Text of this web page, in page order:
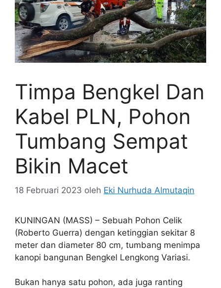
Timpa Bengkel Dan
Kabel PLN, Pohon
Tumbang Sempat
Bikin Macet
18 Februari 2023 oleh Eki Nurhuda Almutaqin
KUNINGAN (MASS) – Sebuah Pohon Celik
(Roberto Guerra) dengan ketinggian sekitar 8
meter dan diameter 80 cm, tumbang menimpa
kanopi bangunan Bengkel Lengkong Variasi.
Bukan hanya satu pohon, ada juga ranting